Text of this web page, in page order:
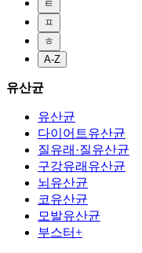
ㅌ
ㅍ
ㅎ
A-Z
유산균
유산균
다이어트유산균
질유래·질유산균
구강유래유산균
뇌유산균
코유산균
모발유산균
부스터+